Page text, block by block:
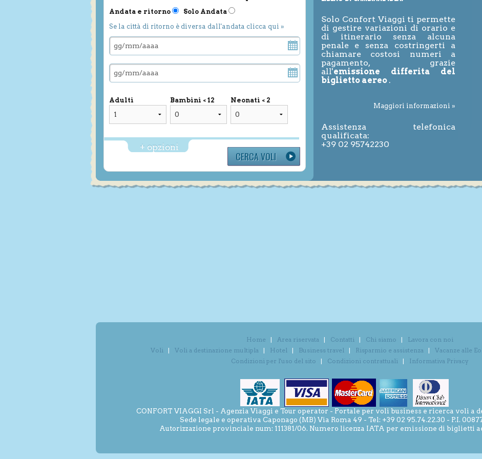
Andata e ritorno
Solo Andata
Se la città di ritorno è diversa dall'andata clicca qui »
Adulti Bambini < 12 Neonati < 2
+ opzioni
Solo Confort Viaggi ti permette
di gestire variazioni di orario e
di itinerario senza alcuna
penale e senza costringerti a
chiamare costosi numeri a
pagamento, grazie
all'emissione differita del
biglietto aereo .
Maggiori informazioni »
Assistenza telefonica
qualificata:
+39 02 95742230
Home Area riservata Contatti Chi siamo
Lavora con noi
Voli
Voli a destinazione multipla Hotel Business travel Risparmio e assistenza Vacanze alle
Condizioni per l'uso del sito
Condizioni contrattuali Informativa Privacy
CONFORT VIAGGI Srl - Agenzia Viaggi e Tour operator - Portale per voli business e ricerca voli a
Sede legale e operativa Caponago (MB) Via Roma 49 - Tel: +39 02 95.74.22.30 - P.I.
Autorizzazione provinciale num: 111381/06. Numero licenza IATA per emissione di biglietti